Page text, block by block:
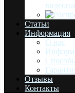
Статьи
Информация
О нас
Отзывы
Контакты